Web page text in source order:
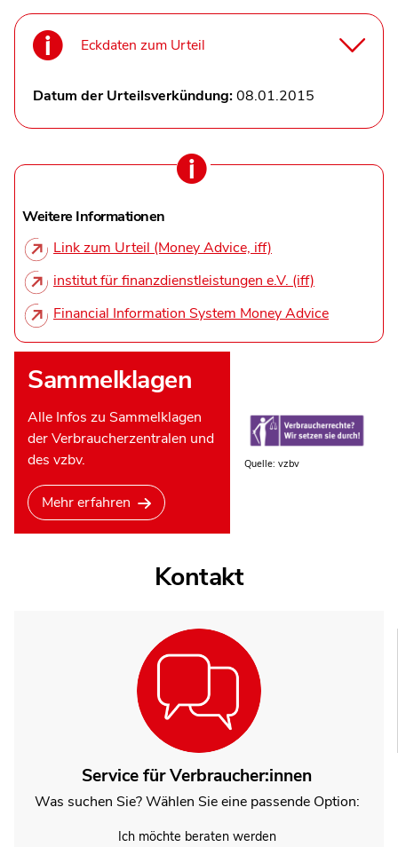
Eckdaten zum Urteil
Datum der Urteilsverkündung:08.01.2015
Weitere Informationen
Link zum Urteil (Money Advice, iff)
institut für finanzdienstleistungen e.V. (iff)
Financial Information System Money Advice
Sammelklagen
Alle Infos zu Sammelklagen
der Verbraucherzentralen und
des vzbv.
Mehr erfahren
Quelle: vzbv
Kontakt
Service für Verbraucher:innen
Was suchen Sie? Wählen Sie eine passende Option:
Ich möchte beraten werden